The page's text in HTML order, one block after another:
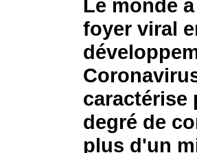
Le monde
foyer viral
caractérise
degré de
plus d'un